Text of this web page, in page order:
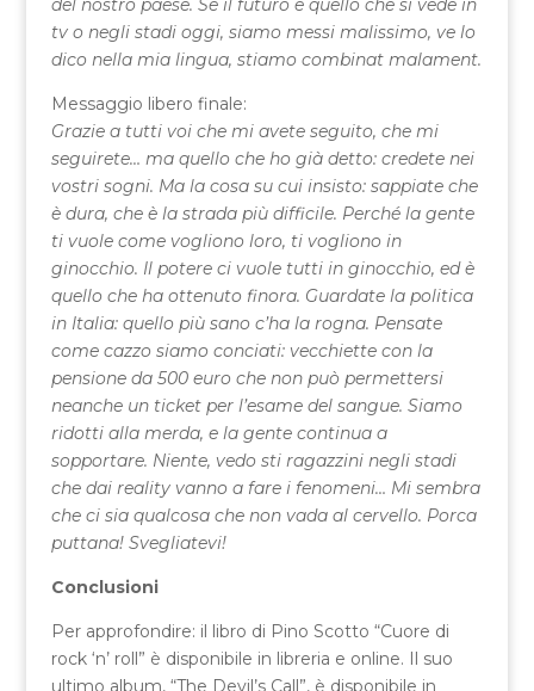
del nostro paese. Se il futuro è quello che si vede in
tv o negli stadi oggi, siamo messi malissimo, ve lo
dico nella mia lingua, stiamo combinat malament.
Messaggio libero finale:
Grazie a tutti voi che mi avete seguito, che mi
seguirete… ma quello che ho già detto: credete nei
vostri sogni. Ma la cosa su cui insisto: sappiate che
è dura, che è la strada più difficile. Perché la gente
ti vuole come vogliono loro, ti vogliono in
ginocchio. Il potere ci vuole tutti in ginocchio, ed è
quello che ha ottenuto finora. Guardate la politica
in Italia: quello più sano c’ha la rogna. Pensate
come cazzo siamo conciati: vecchiette con la
pensione da 500 euro che non può permettersi
neanche un ticket per l’esame del sangue. Siamo
ridotti alla merda, e la gente continua a
sopportare. Niente, vedo sti ragazzini negli stadi
che dai reality vanno a fare i fenomeni… Mi sembra
che ci sia qualcosa che non vada al cervello. Porca
puttana! Svegliatevi!
Conclusioni
Per approfondire: il libro di Pino Scotto “Cuore di
rock ‘n’ roll” è disponibile in libreria e online. Il suo